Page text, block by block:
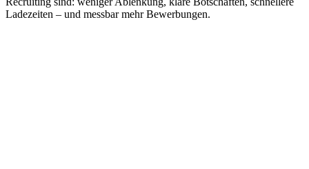
Ladezeiten – und messbar mehr Bewerbungen.